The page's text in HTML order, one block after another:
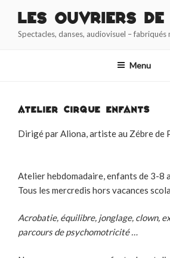
contenu
Les Ouvriers de
Spectacles, danses, audiovisuel – fabriqués
Menu
ATELIER CIRQUE ENFANTS
Dirigé par Aliona, artiste au Zébre de
Atelier hebdomadaire, enfants de 3-8
Tous les mercredis hors vacances
Acrobatie, équilibre, jonglage, clown,
parcours de psychomotricité …